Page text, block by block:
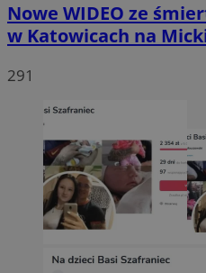
Nowe WIDEO ze
w Katowicach na
291